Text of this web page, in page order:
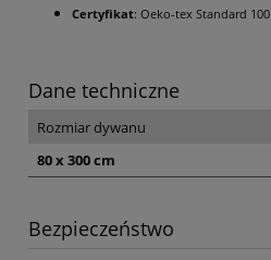
Certyfikat: Oeko-tex Standard 100
Dane techniczne
Rozmiar dywanu
80 x 300 cm
Bezpieczeństwo